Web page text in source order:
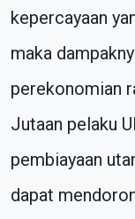
kepercayaan
maka
perekonomian
Jutaan pelaku
pembiayaan
dapat